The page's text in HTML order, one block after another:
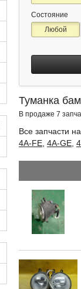
Состояние
Любой
Туманка
В продаже 7
Все запчасти
4A-FE 4A-GE